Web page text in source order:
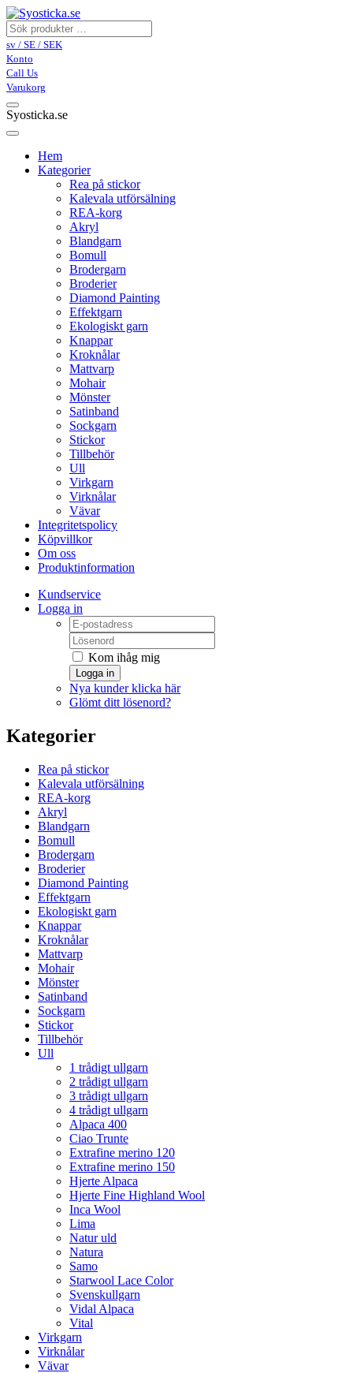
sv / SE / SEK
Konto
Call Us
Varukorg
Syosticka.se
Hem
Kategorier
Rea på stickor
Kalevala utförsälning
REA-korg
Akryl
Blandgarn
Bomull
Brodergarn
Broderier
Diamond Painting
Effektgarn
Ekologiskt garn
Knappar
Kroknålar
Mattvarp
Mohair
Mönster
Satinband
Sockgarn
Stickor
Tillbehör
Ull
Virkgarn
Virknålar
Vävar
Integritetspolicy
Köpvillkor
Om oss
Produktinformation
Kundservice
Logga in
Kom ihåg mig
Logga in
Nya kunder klicka här
Glömt ditt lösenord?
Kategorier
Rea på stickor
Kalevala utförsälning
REA-korg
Akryl
Blandgarn
Bomull
Brodergarn
Broderier
Diamond Painting
Effektgarn
Ekologiskt garn
Knappar
Kroknålar
Mattvarp
Mohair
Mönster
Satinband
Sockgarn
Stickor
Tillbehör
Ull
1 trådigt ullgarn
2 trådigt ullgarn
3 trådigt ullgarn
4 trådigt ullgarn
Alpaca 400
Ciao Trunte
Extrafine merino 120
Extrafine merino 150
Hjerte Alpaca
Hjerte Fine Highland Wool
Inca Wool
Lima
Natur uld
Natura
Samo
Starwool Lace Color
Svenskullgarn
Vidal Alpaca
Vital
Virkgarn
Virknålar
Vävar